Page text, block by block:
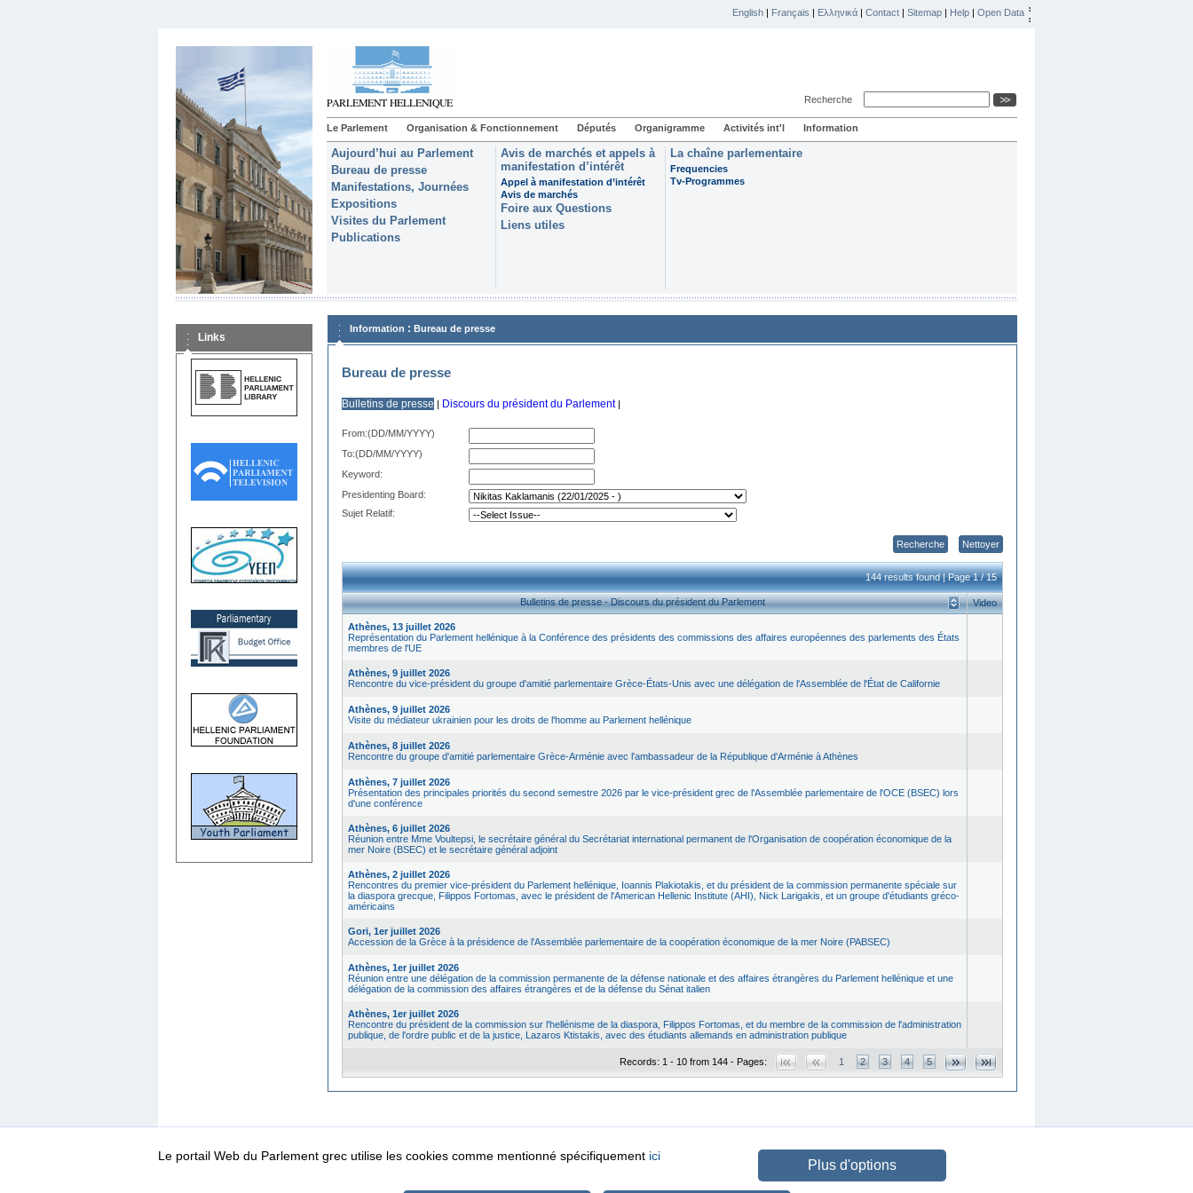
English | Français | Ελληνικά | Contact | Sitemap | Help | Open Data
Recherche
Le Parlement Organisation & Fonctionnement Députés Organigramme Activités int'l Information
Aujourd’hui au Parlement
Bureau de presse
Manifestations, Journées
Expositions
Visites du Parlement
Publications
Avis de marchés et appels à
manifestation d’intérêt
Appel à manifestation d’intérêt
Avis de marchés
Foire aux Questions
Liens utiles
La chaîne parlementaire
Frequencies
Tv-Programmes
Links
Information : Bureau de presse
Bureau de presse
Bulletins de presse | Discours du président du Parlement |
From:(DD/MM/YYYY)
Το:(DD/MM/YYYY)
Keyword:
Presidenting Board:
Sujet Relatif:
Nettoyer
144 results found | Page 1 / 15
Bulletins de presse - Discours du président du Parlement Video
Athènes, 13 juillet 2026
Représentation du Parlement hellénique à la Conférence des présidents des commissions des affaires européennes des parlements des États
membres de l'UE
Athènes, 9 juillet 2026
Rencontre du vice-président du groupe d'amitié parlementaire Grèce-États-Unis avec une délégation de l'Assemblée de l'État de Californie
Athènes, 9 juillet 2026
Visite du médiateur ukrainien pour les droits de l'homme au Parlement hellénique
Athènes, 8 juillet 2026
Rencontre du groupe d'amitié parlementaire Grèce-Arménie avec l'ambassadeur de la République d'Arménie à Athènes
Athènes, 7 juillet 2026
Présentation des principales priorités du second semestre 2026 par le vice-président grec de l'Assemblée parlementaire de l'OCE (BSEC) lors
d'une conférence
Athènes, 6 juillet 2026
Réunion entre Mme Voultepsi, le secrétaire général du Secrétariat international permanent de l'Organisation de coopération économique de la
mer Noire (BSEC) et le secrétaire général adjoint
Athènes, 2 juillet 2026
Rencontres du premier vice-président du Parlement hellénique, Ioannis Plakiotakis, et du président de la commission permanente spéciale sur
la diaspora grecque, Filippos Fortomas, avec le président de l'American Hellenic Institute (AHI), Nick Larigakis, et un groupe d'étudiants gréco-
américains
Gori, 1er juillet 2026
Accession de la Grèce à la présidence de l'Assemblée parlementaire de la coopération économique de la mer Noire (PABSEC)
Athènes, 1er juillet 2026
Réunion entre une délégation de la commission permanente de la défense nationale et des affaires étrangères du Parlement hellénique et une
délégation de la commission des affaires étrangères et de la défense du Sénat italien
Athènes, 1er juillet 2026
Rencontre du président de la commission sur l'hellénisme de la diaspora, Filippos Fortomas, et du membre de la commission de l'administration
publique, de l'ordre public et de la justice, Lazaros Ktistakis, avec des étudiants allemands en administration publique
Records: 1 - 10 from 144 - Pages: 1 2 3 4 5
WEB-Mail |WEB-Apps|Conditions d’utilisation|Data Protection|Security & Access|
Le portail Web du Parlement grec utilise les cookies comme mentionné spécifiquement ici
Plus d'options